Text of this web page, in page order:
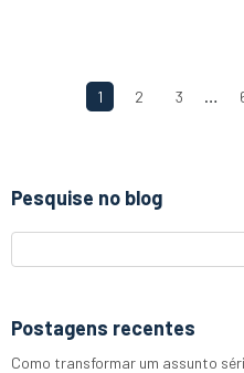
1 2 3 …
Pesquise no blog
Postagens recentes
Como transformar um assunto